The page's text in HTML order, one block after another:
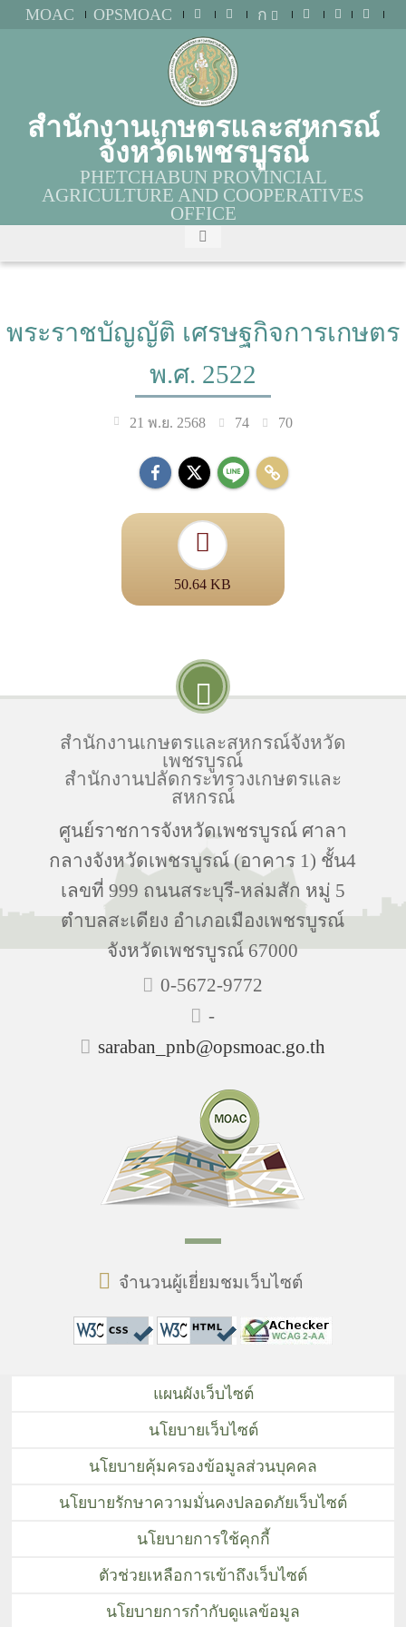
MOAC OPSMOAC ก
สำนักงานเกษตรและสหกรณ์
จังหวัดเพชรบูรณ์
PHETCHABUN PROVINCIAL
AGRICULTURE AND COOPERATIVES
OFFICE
พระราชบัญญัติ เศรษฐกิจการเกษตร
พ.ศ. 2522
21 พ.ย. 2568 74 70
50.64 KB
สำนักงานเกษตรและสหกรณ์จังหวัด
เพชรบูรณ์
สำนักงานปลัดกระทรวงเกษตรและ
สหกรณ์
ศูนย์ราชการจังหวัดเพชรบูรณ์ ศาลา
กลางจังหวัดเพชรบูรณ์ (อาคาร 1) ชั้น4
เลขที่ 999 ถนนสระบุรี-หล่มสัก หมู่ 5
ตำบลสะเดียง อำเภอเมืองเพชรบูรณ์
จังหวัดเพชรบูรณ์ 67000
0-5672-9772
-
saraban_pnb@opsmoac.go.th
จำนวนผู้เยี่ยมชมเว็บไซต์
แผนผังเว็บไซต์
นโยบายเว็บไซต์
นโยบายคุ้มครองข้อมูลส่วนบุคคล
นโยบายรักษาความมั่นคงปลอดภัยเว็บไซต์
นโยบายการใช้คุกกี้
ตัวช่วยเหลือการเข้าถึงเว็บไซต์
นโยบายการกำกับดูแลข้อมูล